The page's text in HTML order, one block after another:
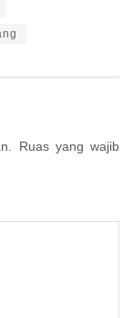
Ruas yang wajib